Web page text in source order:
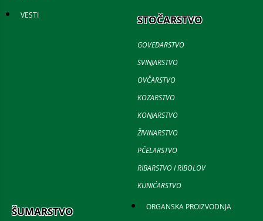
VESTI STOČARSTVO
GOVEDARSTVO
SVINJARSTVO
OVČARSTVO
KOZARSTVO
KONJARSTVO
ŽIVINARSTVO
PČELARSTVO
RIBARSTVO I RIBOLOV
KUNIĆARSTVO
ŠUMARSTVO ORGANSKA PROIZVODNJA